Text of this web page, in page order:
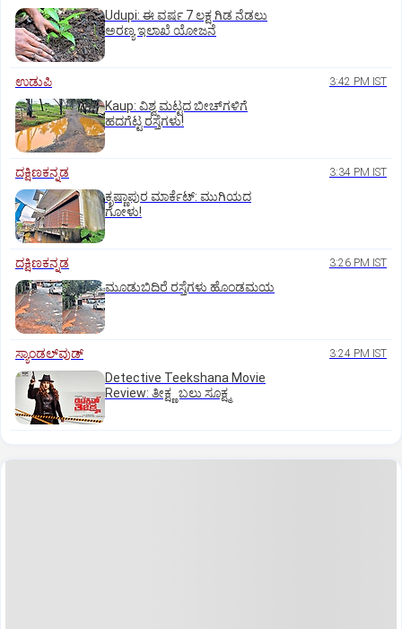
Udupi: ಈ ವರ್ಷ 7 ಲಕ್ಷ ಗಿಡ ನೆಡಲು
ಅರಣ್ಯ ಇಲಾಖೆ ಯೋಜನೆ
ಉಡುಪಿ 3:42 PM IST
Kaup: ವಿಶ್ವ ಮಟ್ಟದ ಬೀಚ್‌ಗಳಿಗೆ
ಹದಗೆಟ್ಟ ರಸ್ತೆಗಳು!
ದಕ್ಷಿಣಕನ್ನಡ 3:34 PM IST
ಕೃಷ್ಣಾಪುರ ಮಾರ್ಕೆಟ್‌: ಮುಗಿಯದ
ಗೋಳು!
ದಕ್ಷಿಣಕನ್ನಡ 3:26 PM IST
ಮೂಡುಬಿದಿರೆ ರಸ್ತೆಗಳು ಹೊಂಡಮಯ
ಸ್ಯಾಂಡಲ್‌ವುಡ್‌ 3:24 PM IST
Detective Teekshana Movie
Review: ತೀಕ್ಷ್ಣ ಬಲು ಸೂಕ್ಷ್ಮ